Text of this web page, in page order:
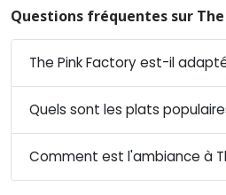
Questions fréquentes sur
The Pink Factory est-il
Quels sont les plats
Comment est l'ambiance à